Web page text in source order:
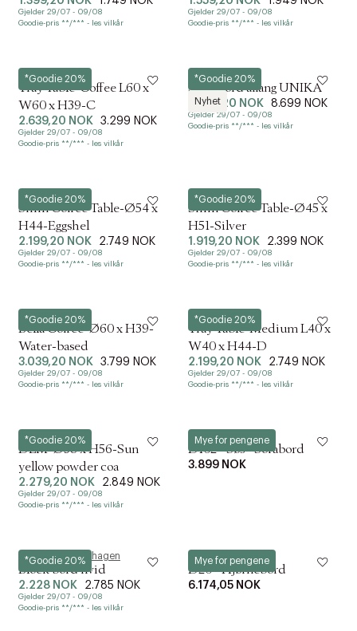
Gjelder 29/07 - 09/08
Goodie-pris **/*** - les vilkår
Gjelder 29/07 - 09/08
Goodie-pris **/*** - les vilkår
*Goodie 20%
Hay
Tray Table-Coffee L60 x
W60 x H39-C
2.639,20 NOK 3.299 NOK
Gjelder 29/07 - 09/08
Goodie-pris **/*** - les vilkår
*Goodie 20%
Nyhet
Ib Laursen
Spisebord aflang UNIKA
6.959,20 NOK 8.699 NOK
Gjelder 29/07 - 09/08
Goodie-pris **/*** - les vilkår
*Goodie 20%
Hay
Shim Coffee Table-Ø54 x
H44-Eggshel
2.199,20 NOK 2.749 NOK
Gjelder 29/07 - 09/08
Goodie-pris **/*** - les vilkår
*Goodie 20%
Hay
Shim Coffee Table-Ø45 x
H51-Silver
1.919,20 NOK 2.399 NOK
Gjelder 29/07 - 09/08
Goodie-pris **/*** - les vilkår
*Goodie 20%
Hay
Bella Coffee-Ø60 x H39-
Water-based
3.039,20 NOK 3.799 NOK
Gjelder 29/07 - 09/08
Goodie-pris **/*** - les vilkår
*Goodie 20%
Hay
Tray Table-Medium L40 x
W40 x H44-D
2.199,20 NOK 2.749 NOK
Gjelder 29/07 - 09/08
Goodie-pris **/*** - les vilkår
*Goodie 20%
Hay
DLM-Ø38 x H56-Sun
yellow powder coa
2.279,20 NOK 2.849 NOK
Gjelder 29/07 - 09/08
Goodie-pris **/*** - les vilkår
Mye for pengene
FDB Møbler
D102 - Søs - Sofabord
3.899 NOK
*Goodie 20%
Normann Copenhagen
Block bord hvid
2.228 NOK 2.785 NOK
Gjelder 29/07 - 09/08
Goodie-pris **/*** - les vilkår
Mye for pengene
FDB Møbler
D20 - Hjørnebord
6.174,05 NOK